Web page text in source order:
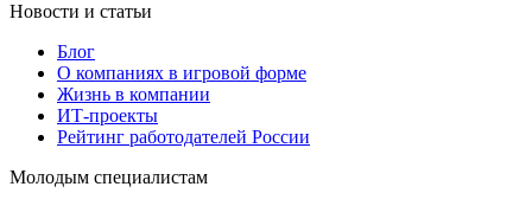
Новости и статьи
Блог
О компаниях в игровой форме
Жизнь в компании
ИТ-проекты
Рейтинг работодателей России
Молодым специалистам